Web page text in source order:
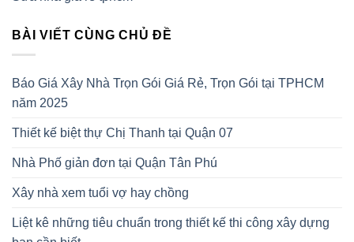
BÀI VIẾT CÙNG CHỦ ĐỀ
Báo Giá Xây Nhà Trọn Gói Giá Rẻ, Trọn Gói tại TPHCM
năm 2025
Thiết kế biệt thự Chị Thanh tại Quận 07
Nhà Phố giản đơn tại Quận Tân Phú
Xây nhà xem tuổi vợ hay chồng
Liệt kê những tiêu chuẩn trong thiết kế thi công xây dựng